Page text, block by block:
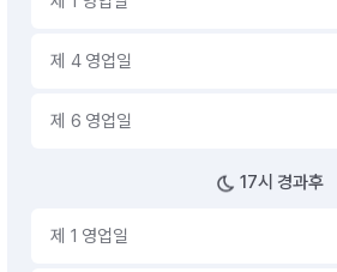
제 4 영업일
제 6 영업일
17시 경과후
제 1 영업일